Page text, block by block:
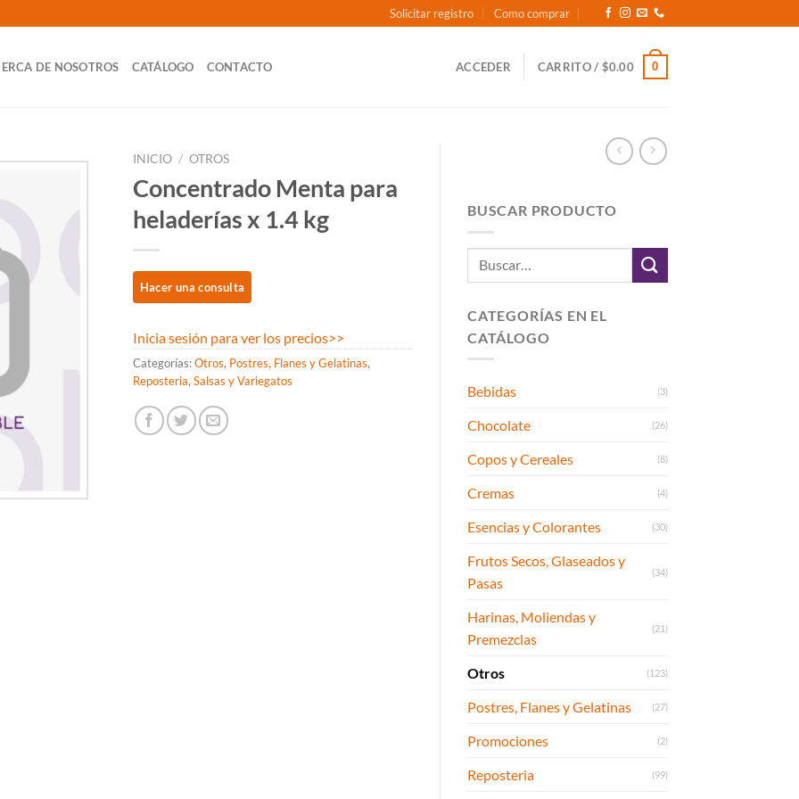
Solicitar registro Como comprar
DE NOSOTROS CATÁLOGO CONTACTO ACCEDER CARRITO / $0.00 0
INICIO / OTROS
Concentrado Menta para
heladerías x 1.4 kg
Inicia sesión para ver los precios>>
Categorías:Otros, Postres, Flanes y Gelatinas,
Reposteria, Salsas y Variegatos
BUSCAR PRODUCTO
Buscar
CATEGORÍAS EN EL
CATÁLOGO
Bebidas (3)
Chocolate (26)
Copos y Cereales (8)
Cremas (4)
Esencias y Colorantes (30)
Frutos Secos, Glaseados y
Pasas
(34)
Harinas, Moliendas y
Premezclas
(21)
Otros (123)
Postres, Flanes y Gelatinas (27)
Promociones (2)
Reposteria (99)